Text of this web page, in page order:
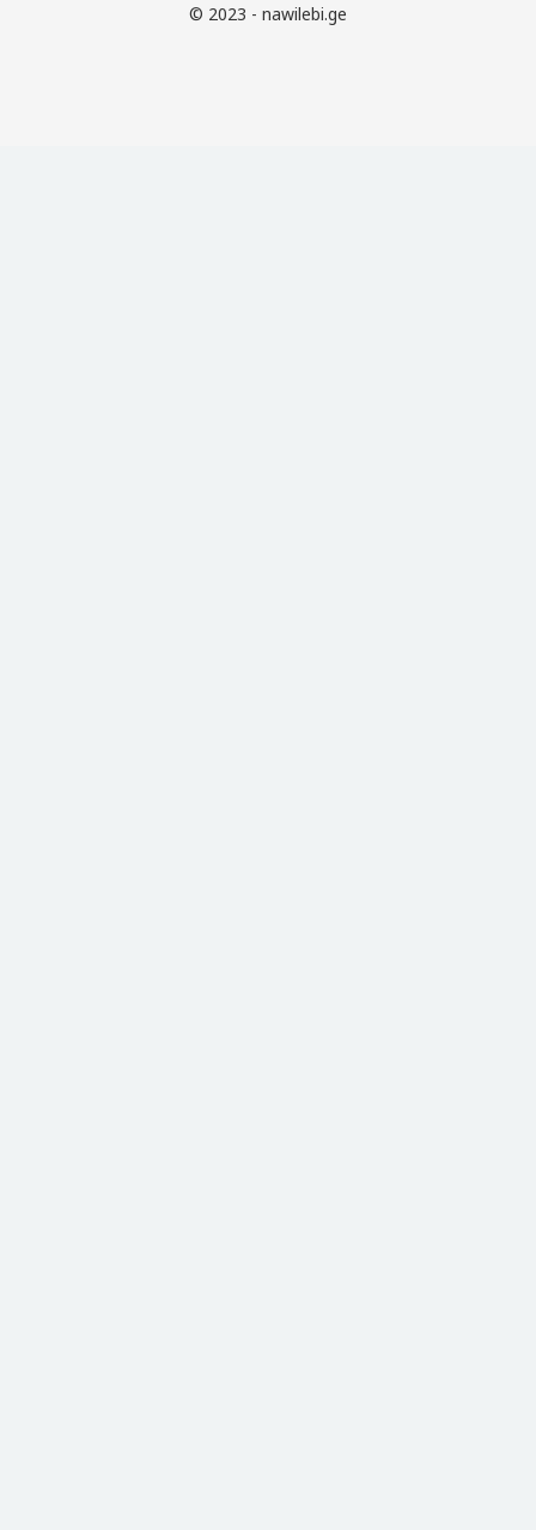
© 2023 - nawilebi.ge